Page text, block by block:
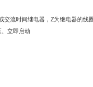
流时间继电器，Z为继电器的线
立即启动